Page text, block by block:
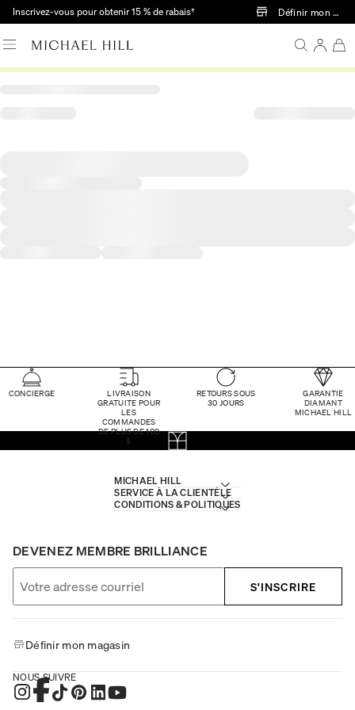
Passer au contenu principal
Inscrivez-vous pour obtenir 15 % de rabais† Définir mon
CONCIERGE
LIVRAISON
GRATUITE POUR
LES
COMMANDES
DE PLUS DE 100
$
RETOURS SOUS
30 JOURS
GARANTIE
DIAMANT
MICHAEL HILL
MICHAEL HILL
SERVICE À LA CLIENTÈLE
CONDITIONS & POLITIQUES
DEVENEZ MEMBRE BRILLIANCE
S'INSCRIRE
Définir mon magasin
NOUS SUIVRE